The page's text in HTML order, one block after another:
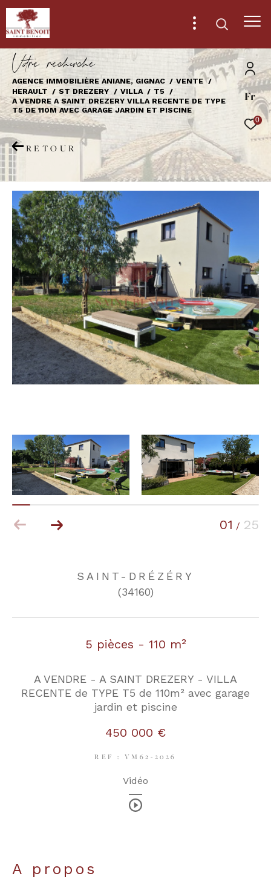
Fr
0
Vore recece
AGENCE IMMOBILIÈRE ANIANE, GIGNAC
VENTE
HERAULT
ST DREZERY VILLA
T5
A VENDRE A SAINT DREZERY VILLA RECENTE DE TYPE
T5 DE 110M AVEC GARAGE JARDIN ET PISCINE
RETOUR
01 / 25
SAINT-DRÉZÉRY
(34160)
5 pièces - 110 m²
A VENDRE - A SAINT DREZERY - VILLA
RECENTE de TYPE T5 de 110m² avec garage
jardin et piscine
450 000 €
REF : VM62-2026
Vidéo
a propos
Effectuer une recherche
et trouver le bien qui correspond à vos
critères
Vente
Type
de
bien
Type de bien
Ville
Budget
Budget
Surface
Surface
Pièces
AFFINER LES CRITÈRES
COUPS DE COEUR EXCLUSIVITÉS